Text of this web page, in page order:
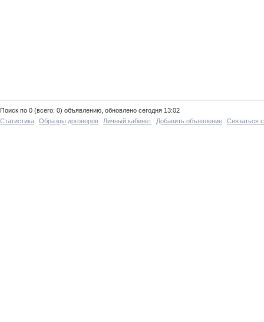
Поиск по 0 (всего: 0) объявлению, обновлено сегодня 13:02
Статистика
Образцы договоров Личный кабинет Добавить объявление Связаться